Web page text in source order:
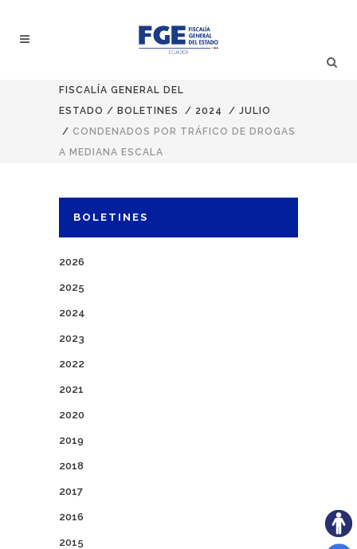
FISCALÍA GENERAL DEL
ESTADO / BOLETINES / 2024 / JULIO
/ CONDENADOS POR TRÁFICO DE DROGAS
A MEDIANA ESCALA
BOLETINES
2026
2025
2024
2023
2022
2021
2020
2019
2018
2017
2016
2015